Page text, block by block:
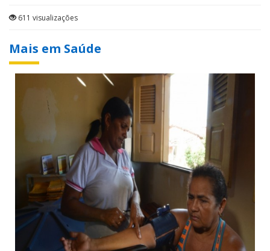
611 visualizações
Mais em Saúde